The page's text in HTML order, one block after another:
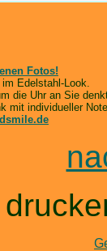
Fotos!
Edelstahl-Look.
die Uhr an Sie
mit individueller